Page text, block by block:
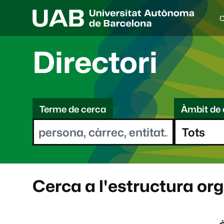
I
d
i
a
e
l
e
o
t
Directori
C
eTerme de cerca Àmbit de
Cerca a l'estructura